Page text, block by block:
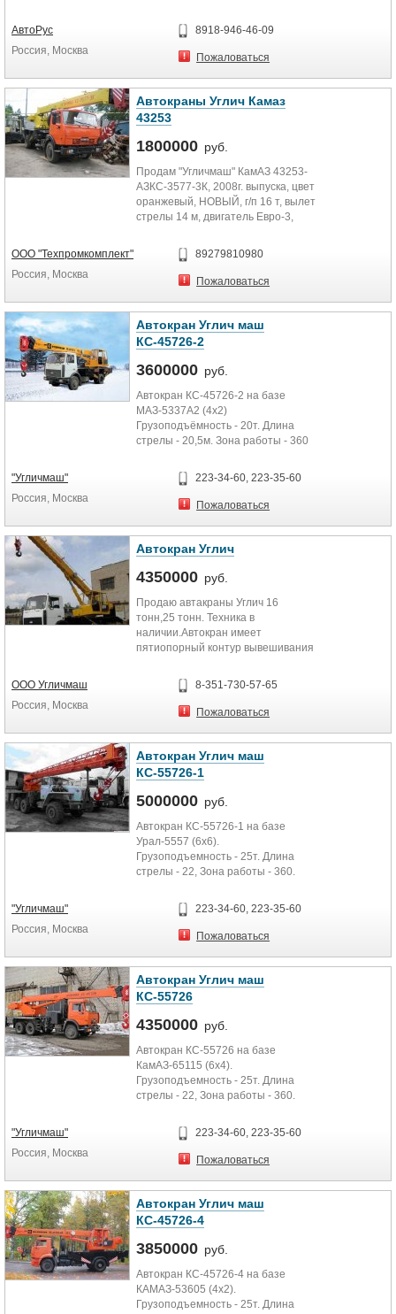
АвтоРус
Россия, Москва
8918-946-46-09
Пожаловаться
Автокраны Углич Камаз
43253
1800000 руб.
Продам "Угличмаш" КамАЗ 43253-
АЗКС-3577-3К, 2008г. выпуска, цвет
оранжевый, НОВЫЙ, г/п 16 т, вылет
стрелы 14 м, двигатель Евро-3,
ООО "Техпромкомплект"
Россия, Москва
89279810980
Пожаловаться
Автокран Углич маш
КС-45726-2
3600000 руб.
Автокран КС-45726-2 на базе
МАЗ-5337А2 (4х2)
Грузоподъёмность - 20т. Длина
стрелы - 20,5м. Зона работы - 360
"Угличмаш"
Россия, Москва
223-34-60, 223-35-60
Пожаловаться
Автокран Углич
4350000 руб.
Продаю автакраны Углич 16
тонн,25 тонн. Техника в
наличии.Автокран имеет
пятиопорный контур вывешивания
гидроопоры и...
ООО Угличмаш
Россия, Москва
8-351-730-57-65
Пожаловаться
Автокран Углич маш
КС-55726-1
5000000 руб.
Автокран КС-55726-1 на базе
Урал-5557 (6х6).
Грузоподъемность - 25т. Длина
стрелы - 22, Зона работы - 360.
"Угличмаш"
Россия, Москва
223-34-60, 223-35-60
Пожаловаться
Автокран Углич маш
КС-55726
4350000 руб.
Автокран КС-55726 на базе
КамАЗ-65115 (6х4).
Грузоподъемность - 25т. Длина
стрелы - 22, Зона работы - 360.
"Угличмаш"
Россия, Москва
223-34-60, 223-35-60
Пожаловаться
Автокран Углич маш
КС-45726-4
3850000 руб.
Автокран КС-45726-4 на базе
КАМАЗ-53605 (4х2).
Грузоподъемность - 25т. Длина